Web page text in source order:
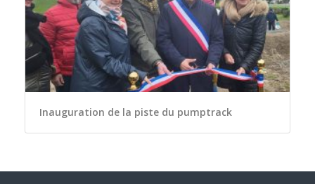
Inauguration de la piste du pumptrack